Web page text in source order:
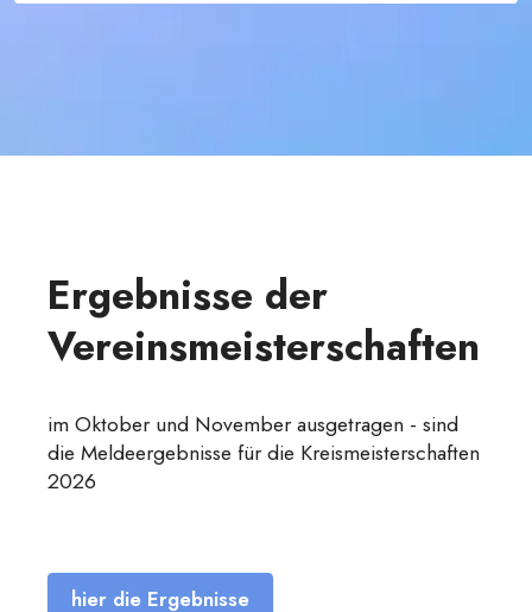
Ergebnisse der
Vereinsmeisterschaften
im Oktober und November ausgetragen - sind
die Meldeergebnisse für die Kreismeisterschaften
2026
hier die Ergebnisse